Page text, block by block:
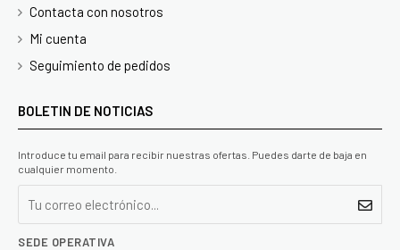
Contacta con nosotros
Mi cuenta
Seguimiento de pedidos
BOLETIN DE NOTICIAS
Introduce tu email para recibir nuestras ofertas. Puedes darte de baja en
cualquier momento.
SEDE OPERATIVA